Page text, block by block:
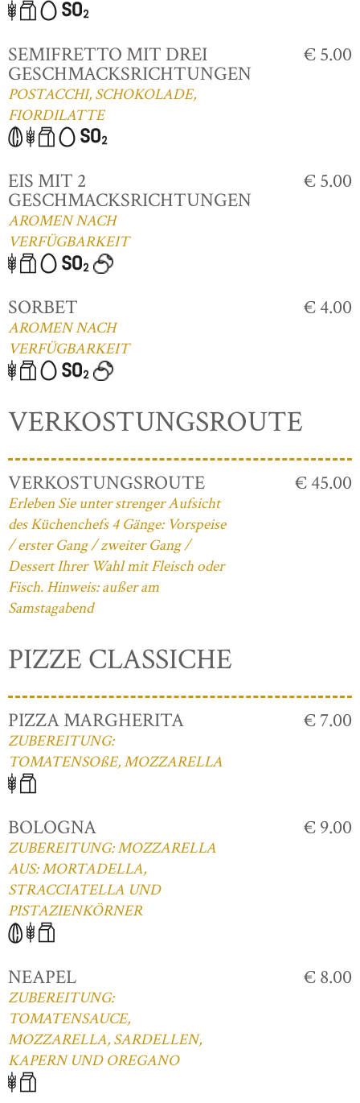
SEMIFRETTO MIT DREI
GESCHMACKSRICHTUNGEN
POSTACCHI, SCHOKOLADE,
FIORDILATTE
€ 5.00
EIS MIT 2
GESCHMACKSRICHTUNGEN
AROMEN NACH
VERFÜGBARKEIT
€ 5.00
SORBET
AROMEN NACH
VERFÜGBARKEIT
€ 4.00
VERKOSTUNGSROUTE
VERKOSTUNGSROUTE
Erleben Sie unter strenger Aufsicht
des Küchenchefs 4 Gänge: Vorspeise
/ erster Gang / zweiter Gang /
Dessert Ihrer Wahl mit Fleisch oder
Fisch. Hinweis: außer am
Samstagabend
€ 45.00
PIZZE CLASSICHE
PIZZA MARGHERITA
ZUBEREITUNG:
TOMATENSOßE, MOZZARELLA
€ 7.00
BOLOGNA
ZUBEREITUNG: MOZZARELLA
AUS: MORTADELLA,
STRACCIATELLA UND
PISTAZIENKÖRNER
€ 9.00
NEAPEL
ZUBEREITUNG:
TOMATENSAUCE,
MOZZARELLA, SARDELLEN,
KAPERN UND OREGANO
€ 8.00